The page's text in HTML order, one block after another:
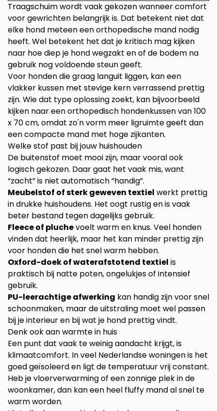
Traagschuim wordt vaak gekozen wanneer comfort
voor gewrichten belangrijk is. Dat betekent niet dat
elke hond meteen een orthopedische mand nodig
heeft. Wel betekent het dat je kritisch mag kijken
naar hoe diep je hond wegzakt en of de bodem na
gebruik nog voldoende steun geeft.
Voor honden die graag languit liggen, kan een
vlakker kussen met stevige kern verrassend prettig
zijn. Wie dat type oplossing zoekt, kan bijvoorbeeld
kijken naar eenorthopedisch hondenkussen van 100
x 70 cm, omdat zo'n vorm meer ligruimte geeft dan
een compacte mand met hoge zijkanten.
Welke stof past bij jouw huishouden
De buitenstof moet mooi zijn, maar vooral ook
logisch gekozen. Daar gaat het vaak mis, want
“zacht” is niet automatisch “handig”.
Meubelstof of sterk geweven textiel werkt prettig
in drukke huishoudens. Het oogt rustig en is vaak
beter bestand tegen dagelijks gebruik.
Fleece of pluchevoelt warm en knus. Veel honden
vinden dat heerlijk, maar het kan minder prettig zijn
voor honden die het snel warm hebben.
Oxford-doek of waterafstotend textiel is
praktisch bij natte poten, ongelukjes of intensief
gebruik.
PU-leerachtige afwerking kan handig zijn voor snel
schoonmaken, maar de uitstraling moet wel passen
bij je interieur en bij wat je hond prettig vindt.
Denk ook aan warmte in huis
Een punt dat vaak te weinig aandacht krijgt, is
klimaatcomfort. In veel Nederlandse woningen is het
goed geïsoleerd en ligt de temperatuur vrij constant.
Heb je vloerverwarming of een zonnige plek in de
woonkamer, dan kan een heel fluffy mand al snel te
warm worden.